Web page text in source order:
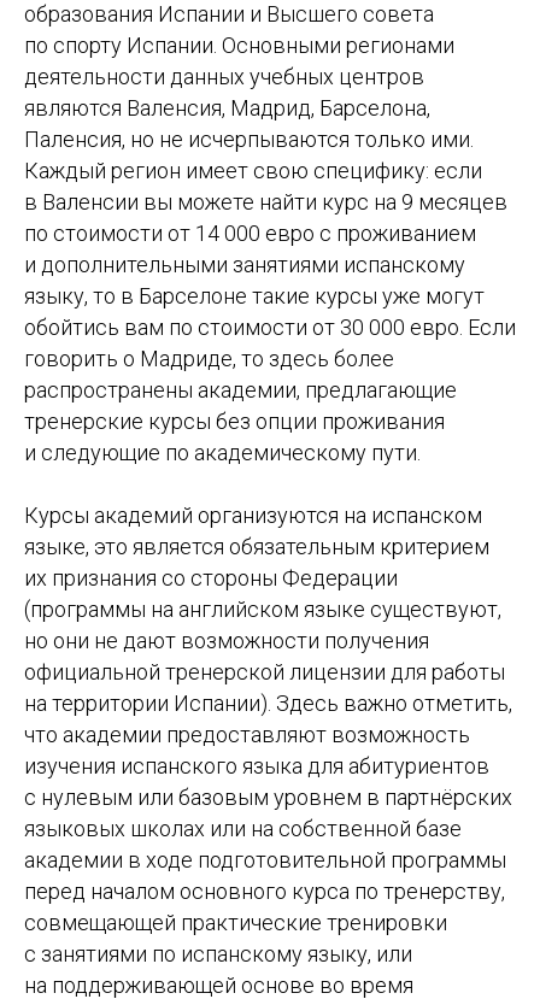
образования Испании и Высшего совета
по спорту Испании. Основными регионами
деятельности данных учебных центров
являются Валенсия, Мадрид, Барселона,
Паленсия, но не исчерпываются только ими.
Каждый регион имеет свою специфику: если
в Валенсии вы можете найти курс на 9 месяцев
по стоимости от 14 000 евро с проживанием
и дополнительными занятиями испанскому
языку, то в Барселоне такие курсы уже могут
обойтись вам по стоимости от 30 000 евро. Если
говорить о Мадриде, то здесь более
распространены академии, предлагающие
тренерские курсы без опции проживания
и следующие по академическому пути.
Курсы академий организуются на испанском
языке, это является обязательным критерием
их признания со стороны Федерации
(программы на английском языке существуют,
но они не дают возможности получения
официальной тренерской лицензии для работы
на территории Испании). Здесь важно отметить,
что академии предоставляют возможность
изучения испанского языка для абитуриентов
с нулевым или базовым уровнем в партнёрских
языковых школах или на собственной базе
академии в ходе подготовительной программы
перед началом основного курса по тренерству,
совмещающей практические тренировки
с занятиями по испанскому языку, или
на поддерживающей основе во время